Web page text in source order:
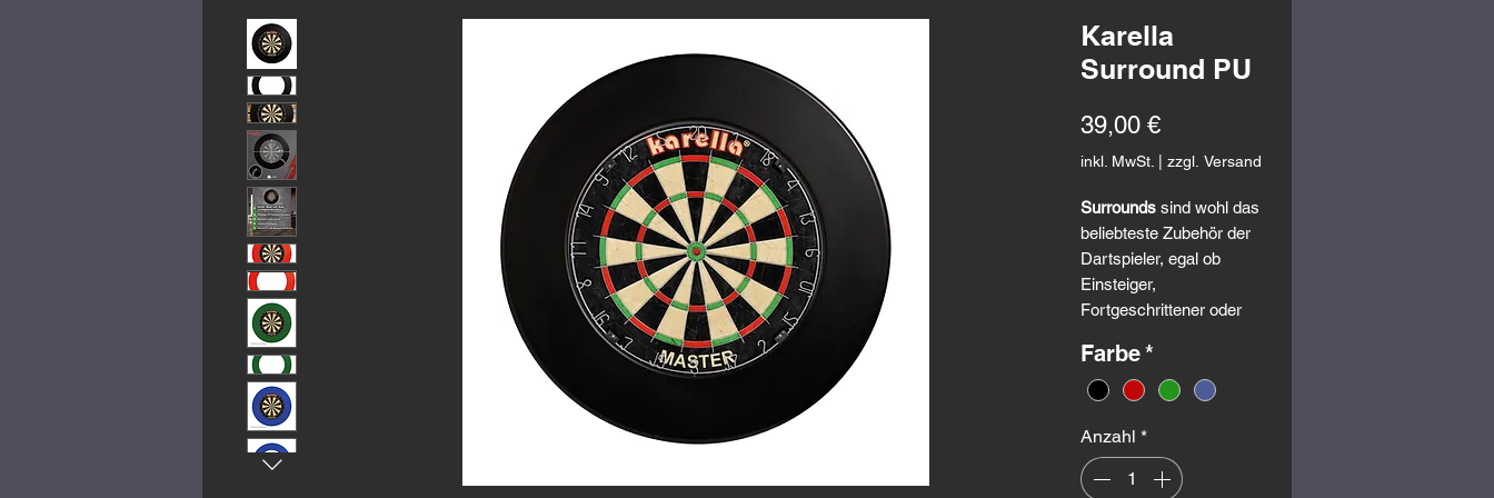
Karella
Surround PU
39,00 €Preis
inkl. MwSt. zzgl. Versand
Surrounds sind wohl das
beliebteste Zubehör der
Dartspieler, egal ob
Einsteiger,
Fortgeschrittener oder
PUbietet den optimalen
Schutz für Wand und
einen Durchmesser von 45
cm. Somit kann der
sportlich und schlank
Farbe*
Anzahl *